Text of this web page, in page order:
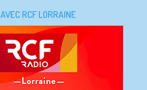
AVEC RCF LORRAINE